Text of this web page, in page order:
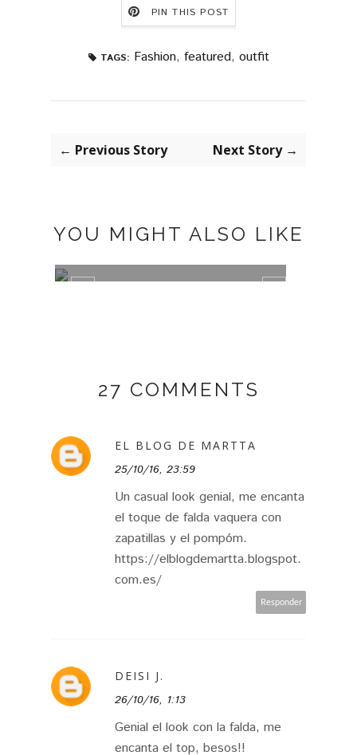
PIN THIS POST
TAGS: Fashion, featured, outfit
← Previous Story Next Story →
YOU MIGHT ALSO LIKE
27 COMMENTS
EL BLOG DE MARTTA
25/10/16, 23:59
Un casual look genial, me encanta
el toque de falda vaquera con
zapatillas y el pompóm.
https://elblogdemartta.blogspot.
com.es/
Responder
DEISI J.
26/10/16, 1:13
Genial el look con la falda, me
encanta el top, besos!!